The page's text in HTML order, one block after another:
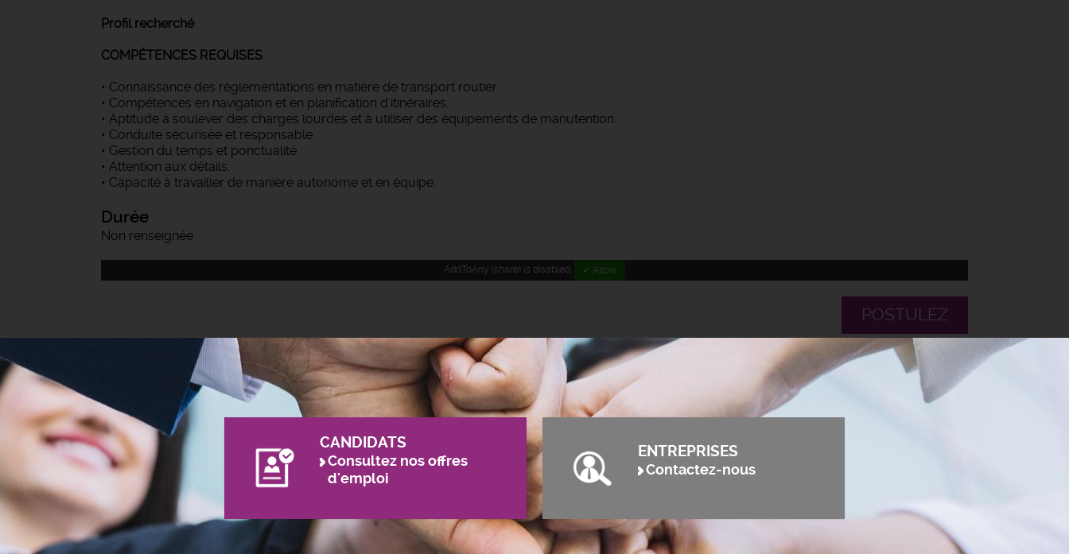
Profil recherché
COMPÉTENCES REQUISES
• Connaissance des réglementations en matière de transport routier.
• Compétences en navigation et en planification d'itinéraires.
• Aptitude à soulever des charges lourdes et à utiliser des équipements de manutention.
• Conduite sécurisée et responsable.
• Gestion du temps et ponctualité.
• Attention aux détails.
• Capacité à travailler de manière autonome et en équipe.
Durée
Non renseignée
AddToAny (share) is disabled. ✓ Allow
POSTULEZ
CANDIDATS
Consultez nos offres
d'emploi
ENTREPRISES
Contactez-nous